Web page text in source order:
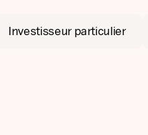
Investisseur particulier